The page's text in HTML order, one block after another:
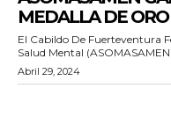
MEDALLA DE
El Cabildo De Fuerteventura
Salud Mental
Abril 29, 2024